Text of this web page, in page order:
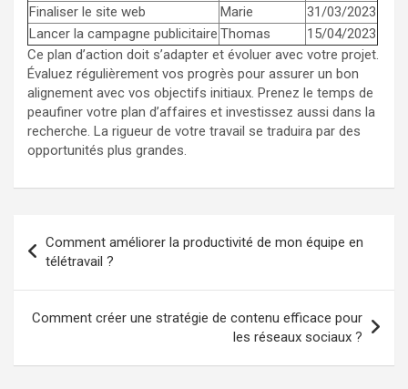
Finaliser le site web
Marie
31/03/2023
Lancer la campagne publicitaire Thomas
15/04/2023
Ce plan d’action doit s’adapter et évoluer avec votre projet.
Évaluez régulièrement vos progrès pour assurer un bon
alignement avec vos objectifs initiaux. Prenez le temps de
peaufiner votre plan d’affaires et investissez aussi dans la
recherche. La rigueur de votre travail se traduira par des
opportunités plus grandes.
de
l’article
Comment améliorer la productivité de mon équipe en
télétravail ?
Comment créer une stratégie de contenu efficace pour
les réseaux sociaux ?